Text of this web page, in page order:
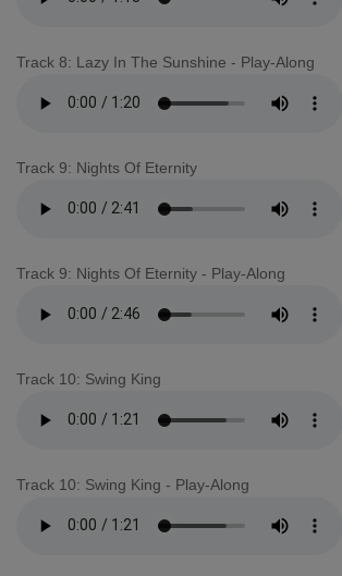
Track 8: Lazy In The Sunshine - Play-Along
Track 9: Nights Of Eternity
Track 9: Nights Of Eternity - Play-Along
Track 10: Swing King
Track 10: Swing King - Play-Along